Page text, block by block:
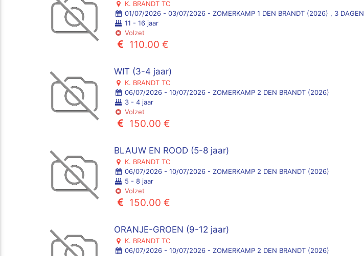
K. BRANDT TC
01/07/2026 - 03/07/2026 - ZOMERKAMP 1 DEN BRANDT (2026) , 3 DAGEN
11 - 16 jaar
Volzet
110.00 €
WIT (3-4 jaar)
K. BRANDT TC
06/07/2026 - 10/07/2026 - ZOMERKAMP 2 DEN BRANDT (2026)
3 - 4 jaar
Volzet
150.00 €
BLAUW EN ROOD (5-8 jaar)
K. BRANDT TC
06/07/2026 - 10/07/2026 - ZOMERKAMP 2 DEN BRANDT (2026)
5 - 8 jaar
Volzet
150.00 €
ORANJE-GROEN (9-12 jaar)
K. BRANDT TC
06/07/2026 - 10/07/2026 - ZOMERKAMP 2 DEN BRANDT (2026)